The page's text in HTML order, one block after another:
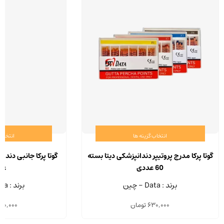
انتخاب گزینه ها
این
محصولگوتا پرکا مدرج پروتیپر دندانپزشکی دیتا بسته
60 عددی
برند : Data - چین
630,000تومان
برند : Data - چین